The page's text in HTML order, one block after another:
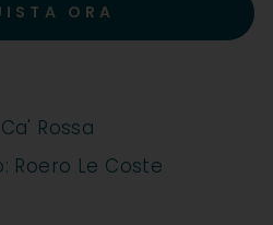
ORA
Rossa
Roero Le Coste